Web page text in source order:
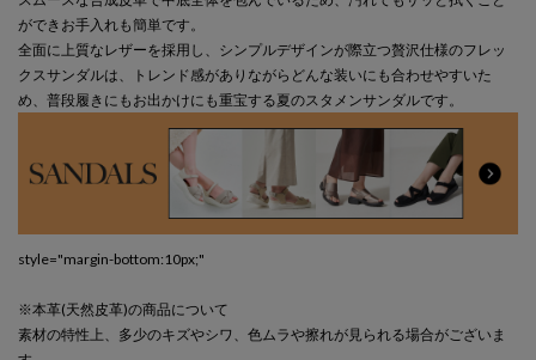
ができお手入れも簡単です。
全面に上質なレザーを採用し、シンプルデザインが際立つ贅沢仕様のフレッ
クスサンダルは、トレンド感がありながらどんな装いにも合わせやすいた
め、普段履きにもお出かけにも重宝する夏のスタメンサンダルです。
style="margin-bottom:10px;"
※本革(天然皮革)の商品について
素材の特性上、多少のキズやシワ、色ムラや擦れが見られる場合がございま